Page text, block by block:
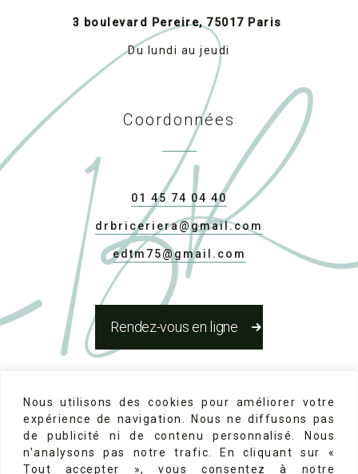
Nous utilisons des cookies pour améliorer votre
expérience de navigation. Nous ne diffusons pas
de publicité ni de contenu personnalisé. Nous
n'analysons pas notre trafic. En cliquant sur «
Tout accepter », vous consentez à notre
3 boulevard Pereire, 75017 Paris
Du lundi au jeudi
Coordonnées
01 45 74 04 40
drbriceriera@gmail.com
edtm75@gmail.com
Rendez-vous en ligne